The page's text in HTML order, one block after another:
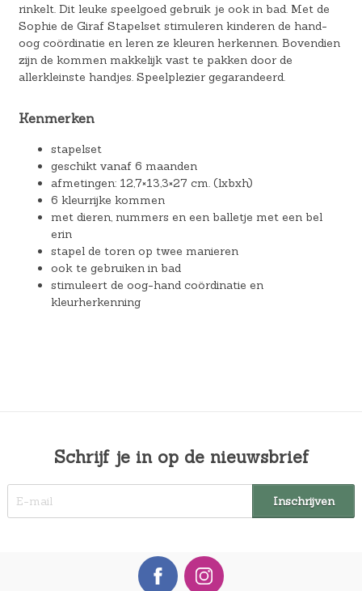
rinkelt. Dit leuke speelgoed gebruik je ook in bad. Met de
Sophie de Giraf Stapelset stimuleren kinderen de hand-
oog coördinatie en leren ze kleuren herkennen. Bovendien
zijn de kommen makkelijk vast te pakken door de
allerkleinste handjes. Speelplezier gegarandeerd.
Kenmerken
stapelset
geschikt vanaf 6 maanden
afmetingen: 12,7×13,3×27 cm. (lxbxh)
6 kleurrijke kommen
met dieren, nummers en een balletje met een bel
erin
stapel de toren op twee manieren
ook te gebruiken in bad
stimuleert de oog-hand coördinatie en
kleurherkenning
Schrijf je in op de nieuwsbrief